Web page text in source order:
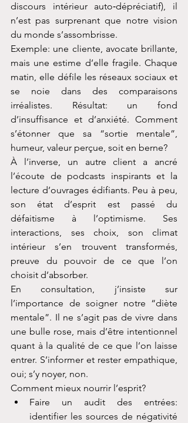
discours intérieur auto‑dépréciatif), il
n’est pas surprenant que notre vision
du monde s’assombrisse.
Exemple: une cliente, avocate brillante,
mais une estime d’elle fragile. Chaque
matin, elle défile les réseaux sociaux et
se noie dans des comparaisons
irréalistes. Résultat: un fond
d’insuffisance et d’anxiété. Comment
s’étonner que sa “sortie mentale”,
humeur, valeur perçue, soit en berne?
À l’inverse, un autre client a ancré
l’écoute de podcasts inspirants et la
lecture d’ouvrages édifiants. Peu à peu,
son état d’esprit est passé du
défaitisme à l’optimisme. Ses
interactions, ses choix, son climat
intérieur s’en trouvent transformés,
preuve du pouvoir de ce que l’on
choisit d’absorber.
En consultation, j’insiste sur
l’importance de soigner notre “diète
mentale”. Il ne s’agit pas de vivre dans
une bulle rose, mais d’être intentionnel
quant à la qualité de ce que l’on laisse
entrer. S’informer et rester empathique,
oui; s’y noyer, non.
Comment mieux nourrir l’esprit?
Faire un audit des entrées:
identifier les sources de négativité